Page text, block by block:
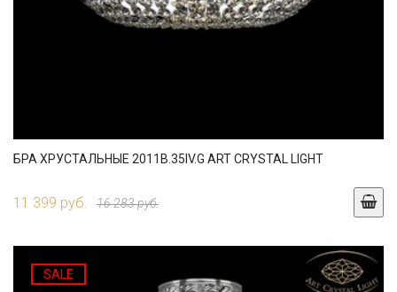
БРА ХРУСТАЛЬНЫЕ 2011B.35IV.G ART CRYSTAL LIGHT
11 399 руб. 16 283 руб.
SALE